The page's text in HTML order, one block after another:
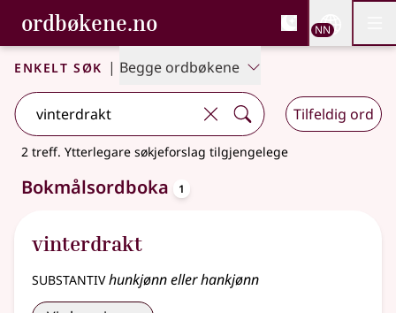
Gå til hovudinnhald
Tilgjenge
ordbøkene.no, Bokmålsordboka og
Bokmålsordboka og Nynorskordboka
NN
Enkelt søk | Begge ordbøkene
Tilfeldig ord
2 treff. Ytterlegare søkjeforslag tilgjengelege
Bokmålsordboka 1
vinterdrakt
substantivhunkjønn eller hankjønn